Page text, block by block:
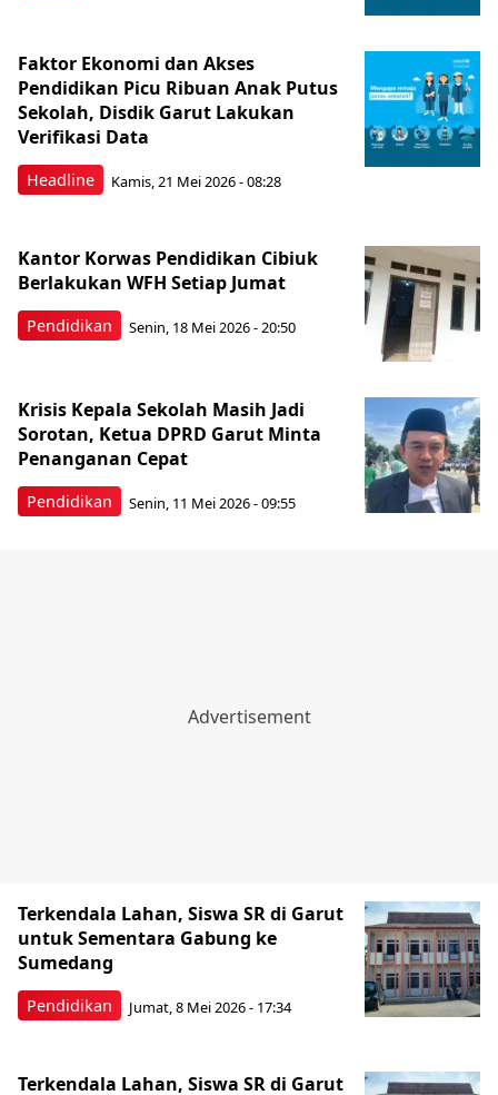
Headline
Faktor Ekonomi dan Akses
Pendidikan Picu Ribuan Anak Putus
Sekolah, Disdik Garut Lakukan
Verifikasi Data
Kamis, 21 Mei 2026 - 08:28
Pendidikan
Kantor Korwas Pendidikan Cibiuk
Berlakukan WFH Setiap Jumat
Senin, 18 Mei 2026 - 20:50
Pendidikan
Krisis Kepala Sekolah Masih Jadi
Sorotan, Ketua DPRD Garut Minta
Penanganan Cepat
Senin, 11 Mei 2026 - 09:55
Pendidikan
Terkendala Lahan, Siswa SR di Garut
untuk Sementara Gabung ke
Sumedang
Jumat, 8 Mei 2026 - 17:34
Terkendala Lahan, Siswa SR di Garut